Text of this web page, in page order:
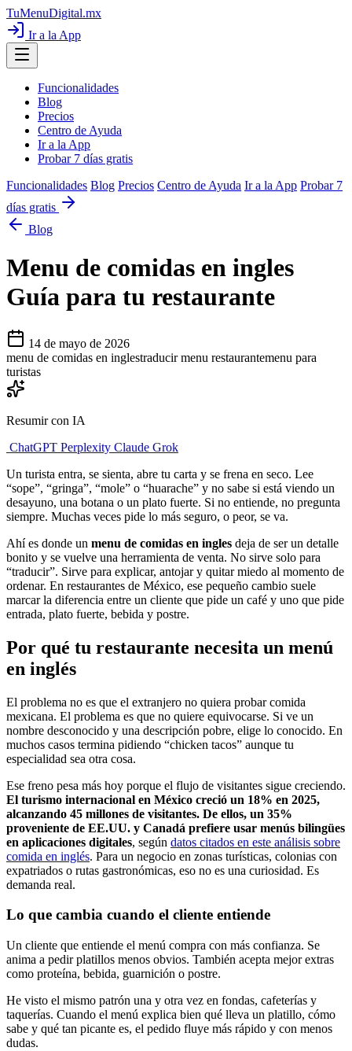
TuMenuDigital.mx
Ir a la App
Funcionalidades
Blog
Precios
Centro de Ayuda
Ir a la App
Probar 7 días gratis
Funcionalidades Blog Precios Centro de Ayuda Ir a la App Probar 7
días gratis
Blog
Menu de comidas en ingles
Guía para tu restaurante
14 de mayo de 2026
menu de comidas en inglestraducir menu restaurantemenu para
turistas
Resumir con IA
ChatGPT Perplexity Claude Grok
Un turista entra, se sienta, abre tu carta y se frena en seco. Lee
“sope”, “gringa”, “mole” o “huarache” y no sabe si está viendo un
desayuno, una botana o un plato fuerte. Si no entiende, no pregunta
siempre. Muchas veces pide lo más seguro, o peor, se va.
Ahí es donde un menu de comidas en ingles deja de ser un detalle
bonito y se vuelve una herramienta de venta. No sirve solo para
“traducir”. Sirve para explicar, antojar y quitar miedo al momento de
ordenar. En restaurantes de México, ese pequeño cambio suele
marcar la diferencia entre un cliente que pide un café y uno que pide
entrada, plato fuerte, bebida y postre.
Por qué tu restaurante necesita un menú
en inglés
El problema no es que el extranjero no quiera probar comida
mexicana. El problema es que no quiere equivocarse. Si ve un
nombre desconocido y una descripción pobre, elige lo conocido. En
muchos casos termina pidiendo “chicken tacos” aunque tu
especialidad sea otra cosa.
Ese freno pesa más hoy porque el flujo de visitantes sigue creciendo.
El turismo internacional en México creció un 18% en 2025,
alcanzando 45 millones de visitantes. De ellos, un 35%
proveniente de EE.UU. y Canadá prefiere usar menús bilingües
en aplicaciones digitales, según datos citados en este análisis sobre
comida en inglés. Para un negocio en zonas turísticas, colonias con
expatriados o rutas gastronómicas, eso no es una curiosidad. Es
demanda real.
Lo que cambia cuando el cliente entiende
Un cliente que entiende el menú compra con más confianza. Se
anima a pedir platillos menos obvios. También acepta mejor extras
como proteína, bebida, guarnición o postre.
He visto el mismo patrón una y otra vez en fondas, cafeterías y
taquerías. Cuando el menú explica bien qué lleva un platillo, cómo
sabe y qué tan picante es, el pedido fluye más rápido y con menos
dudas.